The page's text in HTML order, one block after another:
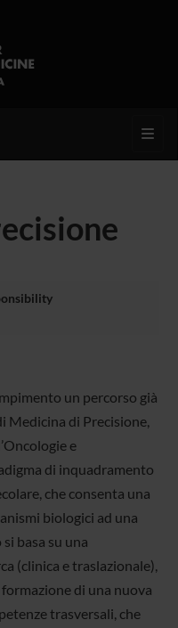
un percorso già
Medicina di Precisione,
e
di inquadramento
che consenta una
biologici ad una
basa su una
(clinica e traslazionale),
di una nuova
trasversali, che